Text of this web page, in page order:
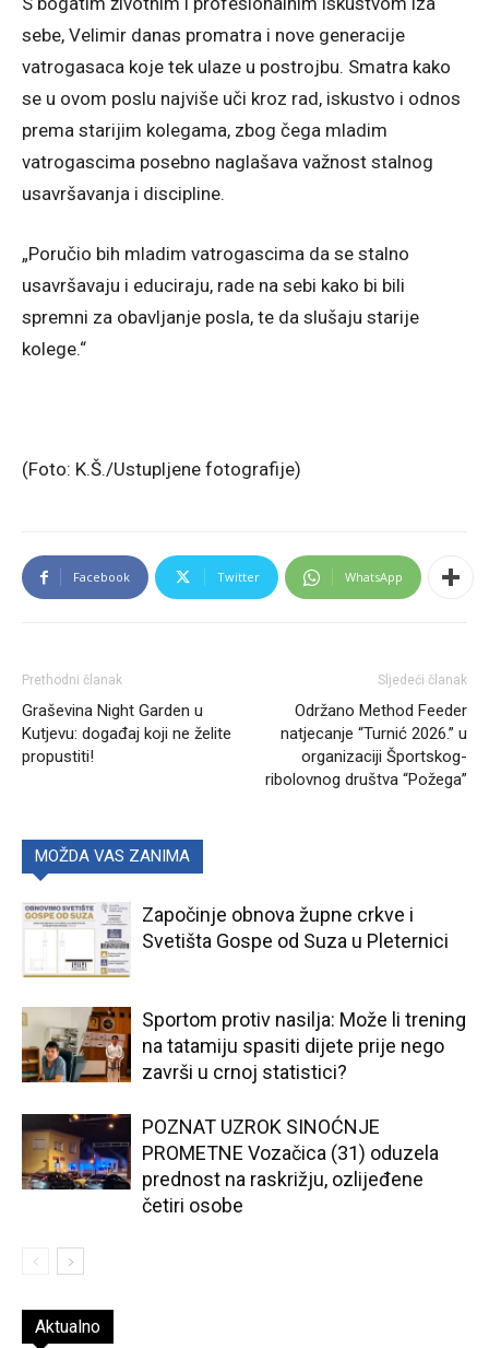
sebe, Velimir danas promatra i nove generacije
vatrogasaca koje tek ulaze u postrojbu. Smatra kako
se u ovom poslu najviše uči kroz rad, iskustvo i odnos
prema starijim kolegama, zbog čega mladim
vatrogascima posebno naglašava važnost stalnog
usavršavanja i discipline.
„Poručio bih mladim vatrogascima da se stalno
usavršavaju i educiraju, rade na sebi kako bi bili
spremni za obavljanje posla, te da slušaju starije
kolege.“
(Foto: K.Š./Ustupljene fotografije)
Facebook Twitter WhatsApp
Prethodni članak
Graševina Night Garden u
Kutjevu: događaj koji ne želite
propustiti!
Sljedeći članak
Održano Method Feeder
natjecanje “Turnić 2026.” u
organizaciji Športskog-
ribolovnog društva “Požega”
MOŽDA VAS ZANIMA
Započinje obnova župne crkve i
Svetišta Gospe od Suza u Pleternici
Sportom protiv nasilja: Može li trening
na tatamiju spasiti dijete prije nego
završi u crnoj statistici?
POZNAT UZROK SINOĆNJE
PROMETNE Vozačica (31) oduzela
prednost na raskrižju, ozlijeđene
četiri osobe
Aktualno